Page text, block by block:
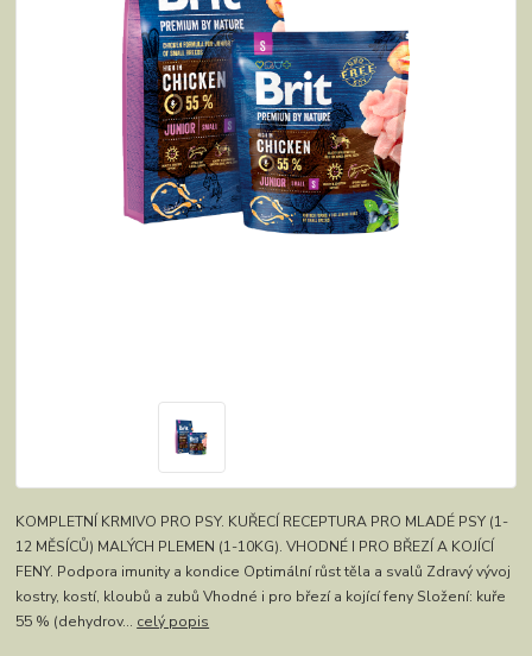
KOMPLETNÍ KRMIVO PRO PSY. KUŘECÍ RECEPTURA PRO MLADÉ PSY (1-
12 MĚSÍCŮ) MALÝCH PLEMEN (1-10KG). VHODNÉ I PRO BŘEZÍ A KOJÍCÍ
FENY. Podpora imunity a kondice Optimální růst těla a svalů Zdravý vývoj
kostry, kostí, kloubů a zubů Vhodné i pro březí a kojící feny Složení: kuře
55 % (dehydrov... celý popis